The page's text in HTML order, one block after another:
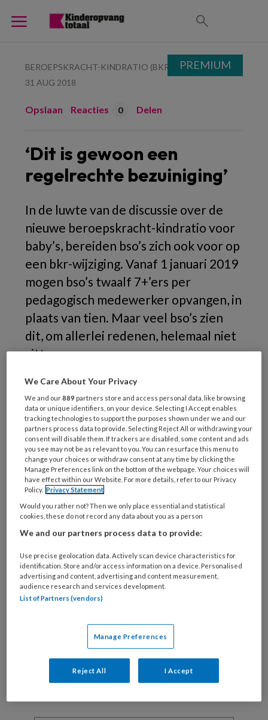
BEROEPSKRACHT-KINDRATIO (BKR)
31 AUG 2018
Opslaan Reacties 0 Delen
‘Dit is gewoon een
regelrechte bezuiniging’
In de luwte van de discussie over de
nieuwe beroepskracht-kindratio voor
baby’s, bereiden bso’s zich ook voor op
een bkr-wijziging. Vanaf 1 januari 2019
mogen bso’s twaalf 7+’ers per
pedagogisch medewerker opvangen, in
plaats van tien. Maar veel bso’s zien
dit, om allerlei redenen, helemaal niet
zitten.
De
REGISTREREN
Wil je dit artikel lezen?
Maak gratis een account aan en lees 2
artikelen gratis per maand
Al een account of abonnement?Log dan in
Wat
is
je
wachtwoord* *
Bij
PREMIUM
We Care About Your Privacy
We and our889 partners store and access personal data, like browsing
data or unique identifiers, on your device. Selecting I Accept enables
tracking technologies to support the purposes shown under we and our
partners process data to provide. Selecting Reject All or withdrawing your
consent will disable them. If trackers are disabled, some content and ads
you see may not be as relevant to you. You can resurface this menu to
change your choices or withdraw consent at any time by clicking the
Manage Preferences link on the bottom of the webpage. Your choices will
have effect within our Website. For more details, refer to our Privacy
Policy. Privacy Statement
Would you rather not? Then we only place essential and statistical
cookies, these do not record any data about you as a person
We and our partners process data to provide:
Use precise geolocation data. Actively scan device characteristics for
identification. Store and/or access information on a device. Personalised
advertising and content, advertising and content measurement,
audience research and services development.
List of Partners (vendors)
Manage Preferences
Reject All I Accept